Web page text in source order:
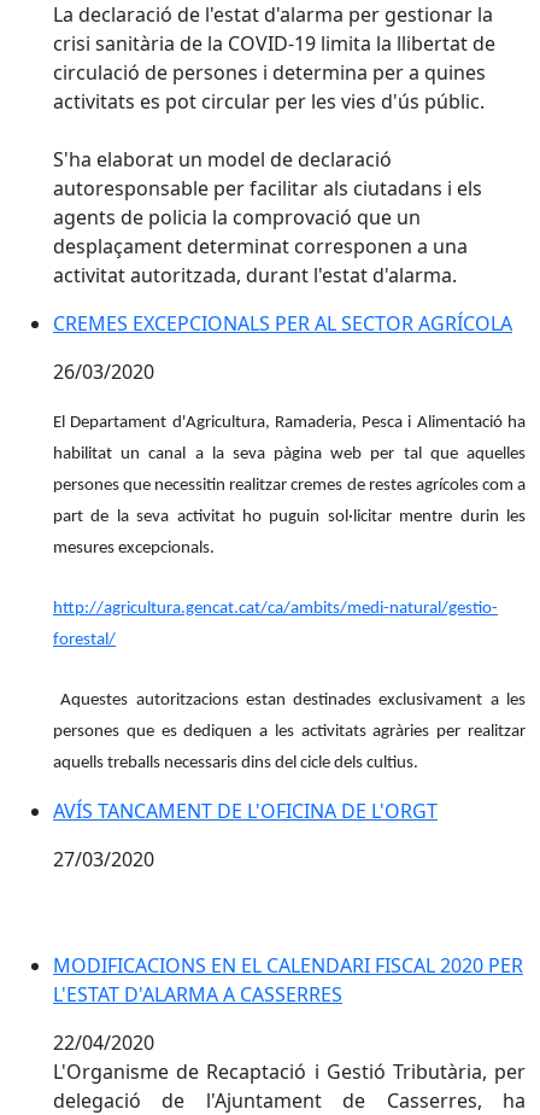
La declaració de l'estat d'alarma per gestionar la
crisi sanitària de la COVID-19 limita la llibertat de
circulació de persones i determina per a quines
activitats es pot circular per les vies d'ús públic.
S'ha elaborat un model de declaració
autoresponsable per facilitar als ciutadans i els
agents de policia la comprovació que un
desplaçament determinat corresponen a una
activitat autoritzada, durant l'estat d'alarma.
CREMES EXCEPCIONALS PER AL SECTOR AGRÍCOLA
26/03/2020
El Departament d'Agricultura, Ramaderia, Pesca i Alimentació ha
habilitat un canal a la seva pàgina web per tal que aquelles
persones que necessitin realitzar cremes de restes agrícoles com a
part de la seva activitat ho puguin sol·licitar mentre durin les
mesures excepcionals.
http://agricultura.gencat.cat/ca/ambits/medi-natural/gestio-
forestal/
Aquestes autoritzacions estan destinades exclusivament a les
persones que es dediquen a les activitats agràries per realitzar
aquells treballs necessaris dins del cicle dels cultius.
AVÍS TANCAMENT DE L'OFICINA DE L'ORGT
27/03/2020
MODIFICACIONS EN EL CALENDARI FISCAL 2020 PER
L'ESTAT D'ALARMA A CASSERRES
22/04/2020
L'Organisme de Recaptació i Gestió Tributària, per
delegació de l'Ajuntament de Casserres, ha